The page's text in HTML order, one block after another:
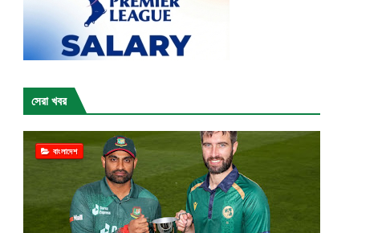
সেরা খবর
বাংলাদেশ